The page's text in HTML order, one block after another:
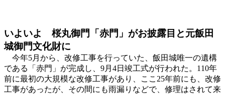
いよいよ 桜丸御門「赤門」がお披露目と元飯田
城御門文化財に
今年5月から、改修工事を行っていた、飯田城唯一の遺構
である「赤門」が完成し、9月4日竣工式が行われた。110年
前に最初の大規模な改修工事があり、ここ25年前にも、改修
工事があったが、その間にも雨漏りなどで、修理はされて来